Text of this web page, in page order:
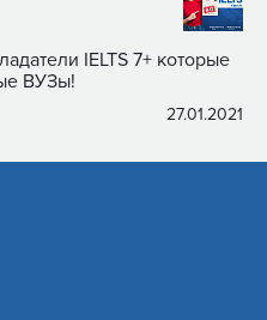
IELTS 7+ которые
ВУЗы!
27.01.2021